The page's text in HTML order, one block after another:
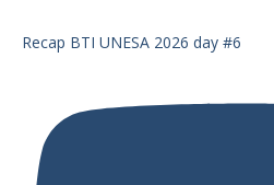
Recap BTI UNESA 2026 day #6